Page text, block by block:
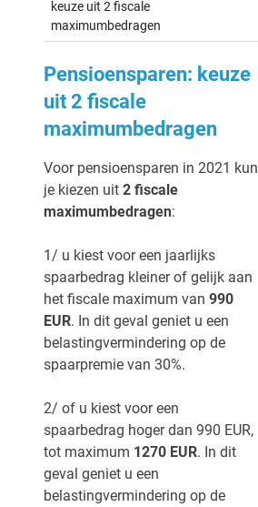
keuze uit 2 fiscale
maximumbedragen
Pensioensparen: keuze
uit 2 fiscale
maximumbedragen
Voor pensioensparen in 2021 kun
je kiezen uit 2 fiscale
maximumbedragen:
1/ u kiest voor een jaarlijks
spaarbedrag kleiner of gelijk aan
het fiscale maximum van 990
EUR. In dit geval geniet u een
belastingvermindering op de
spaarpremie van 30%.
2/ of u kiest voor een
spaarbedrag hoger dan 990 EUR,
tot maximum 1270 EUR. In dit
geval geniet u een
belastingvermindering op de